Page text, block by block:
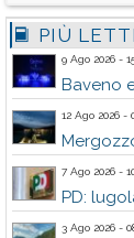
PIÙ
9 Ago 2026 -
Baveno
12 Ago 2026 -
7 Ago 2026 -
PD:
3 Ago 2026 -